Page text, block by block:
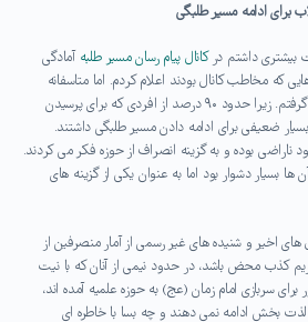
برای ادامه مسیر طلبگی
بیشتری داشتم درکانال پیام رسان مسیر طلبه آمادگی
که مخاطب کانال بودند اعلام کردم. اما متاسفانه
بازخوردهای بسیار دلسرد کننده ای گرفتم. زیرا حدود ۹۰ درصد از افردی که برای پرسیدن
بسیار ضعیفی برای ادامه دادن مسیر طلبگی داشتند.
بوده و به گزینه انصراف از حوزه فکر می کردند.
بسیار دشوار بود اما به عنوان یکی از گزینه های
اخیر و شنیده های غیر رسمی از آمار منصرفین از
کذب محض باشد، در حدود نیمی از آنان که با نیت
سربازی امام زمان (عج) به حوزه علمیه آمده اند،
بخش ادامه نمی دهند و چه بسا با خاطره ای